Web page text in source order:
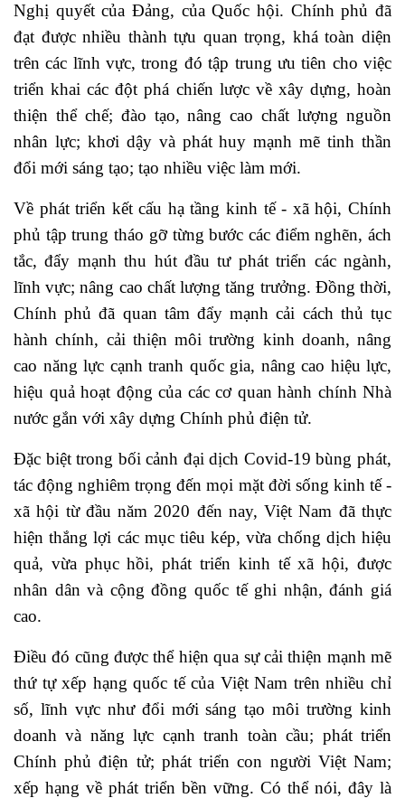
Nghị quyết của Đảng, của Quốc hội. Chính phủ đã
đạt được nhiều thành tựu quan trọng, khá toàn diện
trên các lĩnh vực, trong đó tập trung ưu tiên cho việc
triển khai các đột phá chiến lược về xây dựng, hoàn
thiện thể chế; đào tạo, nâng cao chất lượng nguồn
nhân lực; khơi dậy và phát huy mạnh mẽ tinh thần
đổi mới sáng tạo; tạo nhiều việc làm mới.
Về phát triển kết cấu hạ tầng kinh tế - xã hội, Chính
phủ tập trung tháo gỡ từng bước các điểm nghẽn, ách
tắc, đẩy mạnh thu hút đầu tư phát triển các ngành,
lĩnh vực; nâng cao chất lượng tăng trưởng. Đồng thời,
Chính phủ đã quan tâm đẩy mạnh cải cách thủ tục
hành chính, cải thiện môi trường kinh doanh, nâng
cao năng lực cạnh tranh quốc gia, nâng cao hiệu lực,
hiệu quả hoạt động của các cơ quan hành chính Nhà
nước gắn với xây dựng Chính phủ điện tử.
Đặc biệt trong bối cảnh đại dịch Covid-19 bùng phát,
tác động nghiêm trọng đến mọi mặt đời sống kinh tế -
xã hội từ đầu năm 2020 đến nay, Việt Nam đã thực
hiện thắng lợi các mục tiêu kép, vừa chống dịch hiệu
quả, vừa phục hồi, phát triển kinh tế xã hội, được
nhân dân và cộng đồng quốc tế ghi nhận, đánh giá
cao.
Điều đó cũng được thể hiện qua sự cải thiện mạnh mẽ
thứ tự xếp hạng quốc tế của Việt Nam trên nhiều chỉ
số, lĩnh vực như đổi mới sáng tạo môi trường kinh
doanh và năng lực cạnh tranh toàn cầu; phát triển
Chính phủ điện tử; phát triển con người Việt Nam;
xếp hạng về phát triển bền vững. Có thể nói, đây là